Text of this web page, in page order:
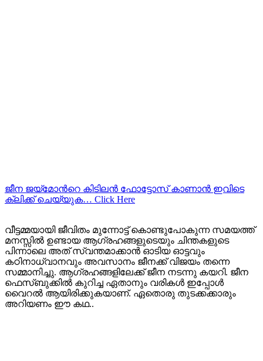
ജീന ജയ്മോന്‍റെ കിടിലന്‍ ഫോട്ടോസ് കാണാന്‍ ഇവിടെ
ക്ലിക്ക് ചെയ്യുക… Click Here
വീട്ടമ്മയായി ജീവിതം മുന്നോട്ട് കൊണ്ടുപോകുന്ന സമയത്ത്
മനസ്സില്‍ ഉണ്ടായ ആഗ്രഹങ്ങളുടെയും ചിന്തകളുടെ
പിന്നാലെ അത് സ്വന്തമാക്കാന്‍ ഓടിയ ഓട്ടവും
കഠിനാധ്വാനവും അവസാനം ജീനക്ക് വിജയം തന്നെ
സമ്മാനിച്ചു. ആഗ്രഹങ്ങളിലേക്ക് ജീന നടന്നു കയറി. ജീന
ഫെസ്ബുക്കില്‍ കുറിച്ച ഏതാനും വരികള്‍ ഇപ്പോള്‍
വൈറല്‍ ആയിരിക്കുകയാണ്. ഏതൊരു തുടക്കക്കാരും
അറിയണം ഈ കഥ..